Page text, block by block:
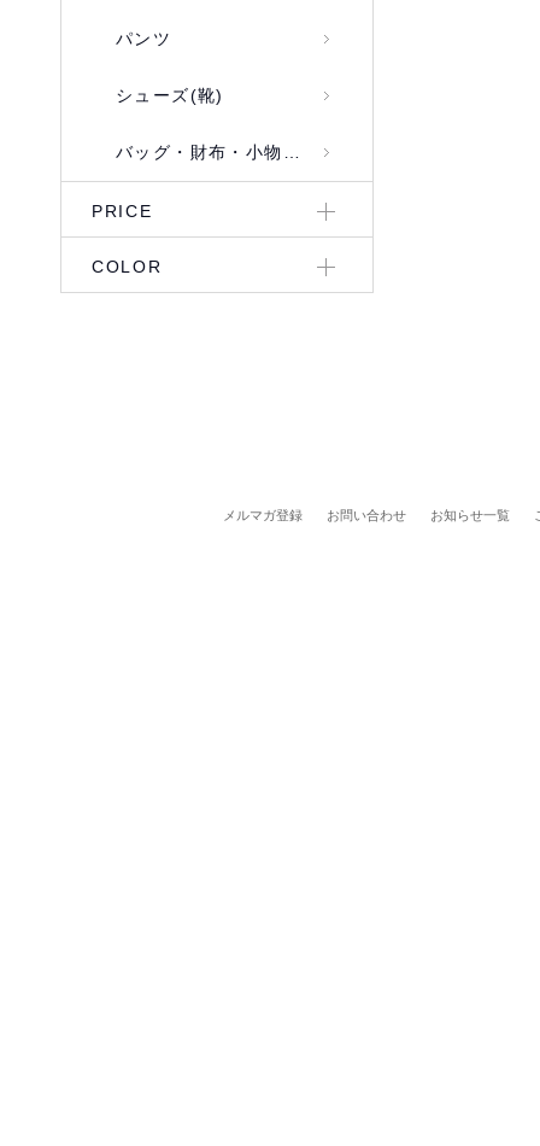
パンツ
シューズ(靴)
バッグ・財布・小物入れ
PRICE
COLOR
メルマガ登録 お問い合わせ お知らせ一覧